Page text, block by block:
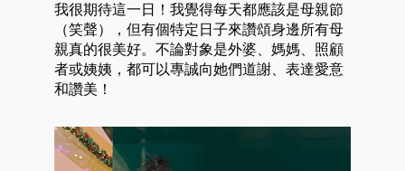
我很期待這一日！我覺得每天都應該是母親節
（笑聲），但有個特定日子來讚頌身邊所有母
親真的很美好。不論對象是外婆、媽媽、照顧
者或姨姨，都可以專誠向她們道謝、表達愛意
和讚美！